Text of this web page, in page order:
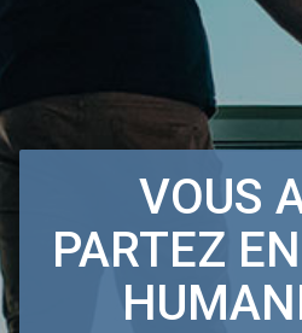
VOUS
PARTEZ